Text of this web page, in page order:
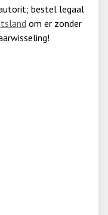
bestel legaal
om er zonder